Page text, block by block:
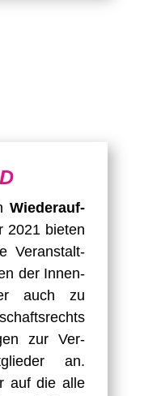
Wieder­auf­
2021 bieten
Ver­anstalt­
der Innen-
auch zu
zur Ver­
an.
auf die alle